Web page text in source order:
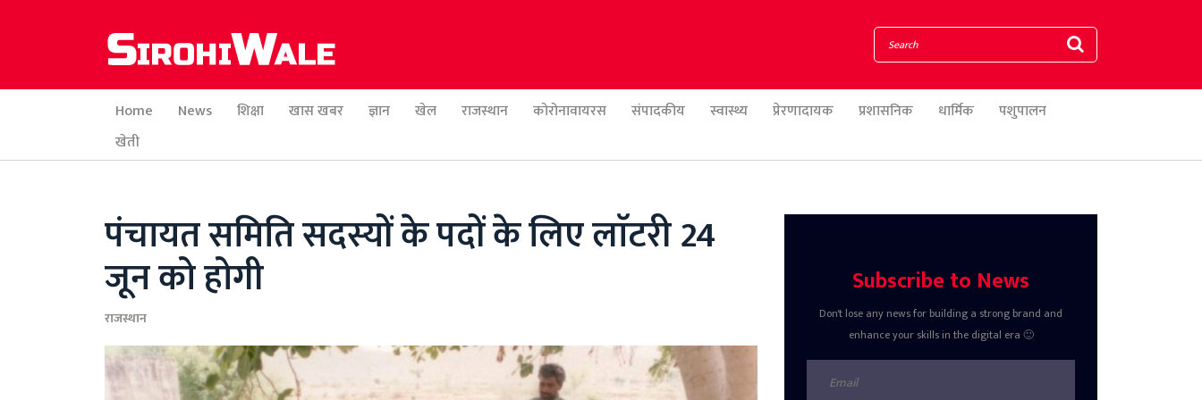
Home News शिक्षा खास खबर ज्ञान खेल राजस्थान कोरोनावायरस संपादकीय स्वास्थ्य प्रेरणादायक प्रशासनिक धार्मिक
पशुपालन
खेती
पंचायत समिति सदस्यों के पदों के लिए लाॅटरी 24
जून को होगी
राजस्थान
Subscribe to News
Don't lose any news for building a strong brand and
enhance your skills in the digital era 🙂